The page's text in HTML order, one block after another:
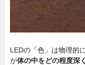
LEDの「色」は物理的
が体の中をどの程度深